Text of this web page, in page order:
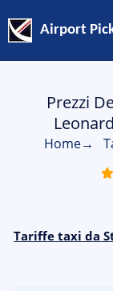
Airport
Prezzi
Home→
Tariffe taxi da